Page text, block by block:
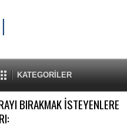
KATEGORİLER
BIRAKMAK İSTEYENLERE